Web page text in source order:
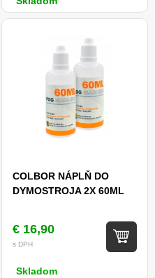
COLBOR NÁPLŇ DO
DYMOSTROJA 2X 60ML
€ 16,90
s DPH
Skladom